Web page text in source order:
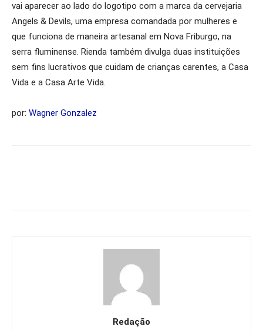
vai aparecer ao lado do logotipo com a marca da cervejaria
Angels & Devils, uma empresa comandada por mulheres e
que funciona de maneira artesanal em Nova Friburgo, na
serra fluminense. Rienda também divulga duas instituições
sem fins lucrativos que cuidam de crianças carentes, a Casa
Vida e a Casa Arte Vida.
por: Wagner Gonzalez
Redação